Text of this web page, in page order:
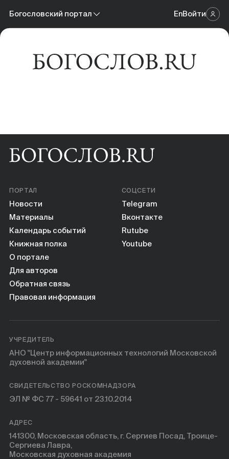
Богословский портал
Богословский портал
EnВойти
Новости
Научные инструменты
ПОРТАЛ
Новости
Материалы
Календарь событий
Книжная полка
О портале
Для авторов
Обратная связь
Правовая информация
СОЦСЕТИ
Telegram
Вконтакте
Rutube
Youtube
УЧРЕДИТЕЛЬ
АНО "Центр информационных технологий Московской
духовной академии"
СВИДЕТЕЛЬСТВО РОСКОМНАДЗОРА
ЭЛ № ФС 77 - 59641 от 23.10.2014
АДРЕС
141300, Московская область, г. Сергиев Посад, Троице-
Сергиева Лавра,
Московская духовная академия